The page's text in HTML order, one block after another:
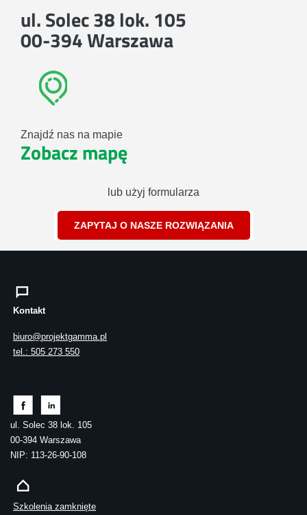
ul. Solec 38 lok. 105
00-394 Warszawa
Znajdź nas na mapie
Zobacz mapę
lub użyj formularza
ZAPYTAJ O NASZE ROZWIĄZANIA
Kontakt
biuro@projektgamma.pl
tel.: 505 273 550
ul. Solec 38 lok. 105
00-394 Warszawa
NIP: 113-26-90-108
Szkolenia zamknięte